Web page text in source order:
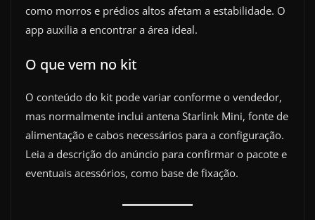
como morros e prédios altos afetam a estabilidade. O
app auxilia a encontrar a área ideal.
O que vem no kit
O conteúdo do kit pode variar conforme o vendedor,
mas normalmente inclui antena Starlink Mini, fonte de
alimentação e cabos necessários para a configuração.
Leia a descrição do anúncio para confirmar o pacote e
eventuais acessórios, como base de fixação.